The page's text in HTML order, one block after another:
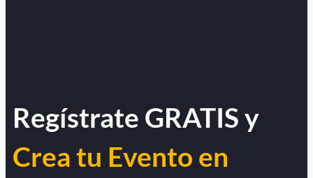
Regístrate GRATIS y
Crea tu Evento en